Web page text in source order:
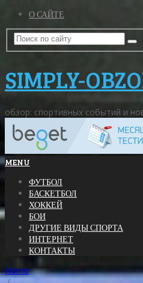
О САЙТЕ
SIMPLY-
обзор: спортивных событий и
MENU
ФУТБОЛ
БАСКЕТБОЛ
ХОККЕЙ
БОИ
ДРУГИЕ ВИДЫ СПОРТА
ИНТЕРНЕТ
КОНТАКТЫ
Home